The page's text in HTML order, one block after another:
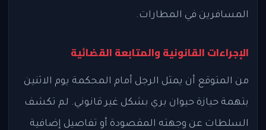
المسافرين في المطارات.
الإجراءات القانونية والمتابعة القضائية
من المتوقع أن يمثل الرجل أمام المحكمة يوم الاثنين
بتهمة حيازة حيوان بري بشكل غير قانوني. لم تكشف
السلطات عن وجهته المقصودة أو تفاصيل إضافية